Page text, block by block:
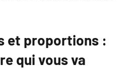
et proportions :
qui vous va